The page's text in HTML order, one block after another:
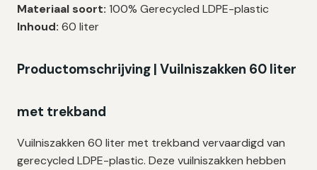
My
|
cm
zakken
Materiaal soort: 100% Gerecycled LDPE-plastic
Inhoud: 60 liter
Productomschrijving | Vuilniszakken 60 liter
met trekband
Vuilniszakken 60 liter met trekband vervaardigd van
gerecycled LDPE-plastic. Deze vuilniszakken hebben